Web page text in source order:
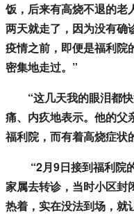
饭，后来有高烧不退的老
两天就走了，因为没有确
疫情之前，即便是福利院
密集地走过。”
“这几天我的眼泪都快
痛、内疚地表示。他的父
福利院，而有着高烧症状
“2月9日接到福利院
家属去转诊，当时小区封
热着，实在没法到场，就